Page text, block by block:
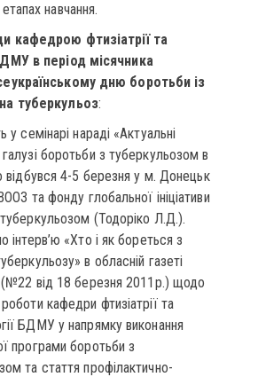
навчання.
кафедрою фтизіатрії та
в період місячника
дню боротьби із
туберкульоз:
у семінарі нараді «Актуальні
боротьби з туберкульозом в
відбувся 4-5 березня у м. Донецьк
та фонду глобальної ініціативи
(Тодоріко Л.Д.).
інтерв’ю «Хто і як бореться з
в обласній газеті
(№22 від 18 березня 2011р.) щодо
кафедри фтизіатрії та
БДМУ у напрямку виконання
програми боротьби з
та стаття профілактично-